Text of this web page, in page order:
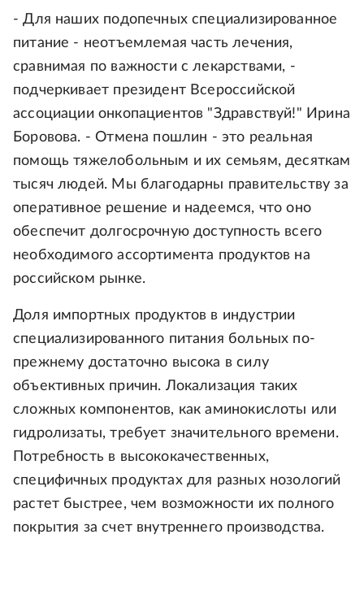
- Для наших подопечных специализированное
питание - неотъемлемая часть лечения,
сравнимая по важности с лекарствами, -
подчеркивает президент Всероссийской
ассоциации онкопациентов "Здравствуй!" Ирина
Боровова. - Отмена пошлин - это реальная
помощь тяжелобольным и их семьям, десяткам
тысяч людей. Мы благодарны правительству за
оперативное решение и надеемся, что оно
обеспечит долгосрочную доступность всего
необходимого ассортимента продуктов на
российском рынке.
Доля импортных продуктов в индустрии
специализированного питания больных по-
прежнему достаточно высока в силу
объективных причин. Локализация таких
сложных компонентов, как аминокислоты или
гидролизаты, требует значительного времени.
Потребность в высококачественных,
специфичных продуктах для разных нозологий
растет быстрее, чем возможности их полного
покрытия за счет внутреннего производства.